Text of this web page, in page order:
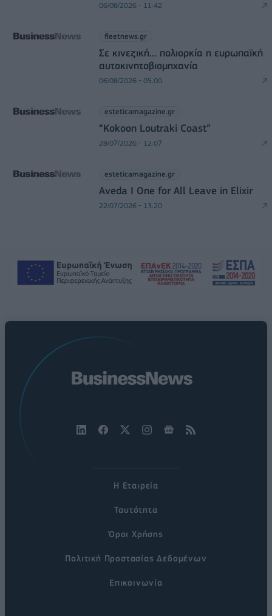
06/08/2026 - 11:42
fleetnews.gr
Σε κινεζική… πολιορκία η ευρωπαϊκή
αυτοκινητοβιομηχανία
06/08/2026 - 05:00
esteticamagazine.gr
“Kokoon Loutraki Coast”
28/07/2026 - 12:07
esteticamagazine.gr
Aveda I One for All Leave in Elixir
22/07/2026 - 13:20
Η Εταιρεία
Ταυτότητα
Όροι Χρήσης
Πολιτική Προστασίας Δεδομένων
Επικοινωνία